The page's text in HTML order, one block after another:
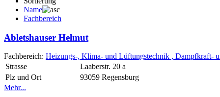
Name
Fachbereich
Abletshauser Helmut
Fachbereich: Heizungs-, Klima- und Lüftungstechnik , Dampfkraft-
Strasse
Laaberstr. 20 a
Plz und Ort
93059 Regensburg
Mehr...